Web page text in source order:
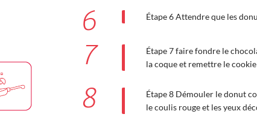
6 Étape 6 Attendre que les
7
Étape 7 faire fondre le
la coque et remettre le
8
Étape 8 Démouler le donut
le coulis rouge et les yeux